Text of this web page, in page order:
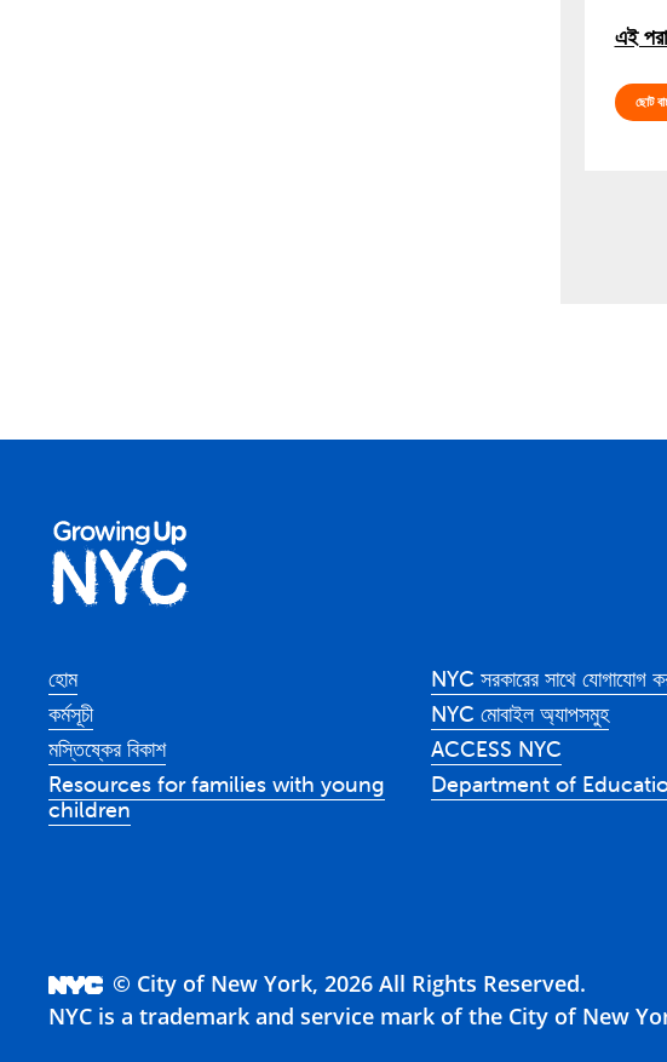
এই
ছোট
হোম
কর্মসূচী
মস্তিষ্কের বিকাশ
Resources for families with young
children
NYC সরকারের সাথে যোগাযোগ
NYC মোবাইল অ্যাপসমুহ
ACCESS NYC
Department of
© City of New York, 2026 All Rights Reserved.
NYC is a trademark and service mark of the City of New